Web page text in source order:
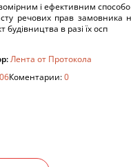
і ефективним
речових прав замовника
будівництва в разі їх осп
Лента от Протокола
Коментарии:0